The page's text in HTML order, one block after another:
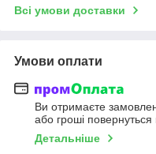
Всі умови доставки
Умови оплати
Ви отримаєте
або гроші
Детальніше